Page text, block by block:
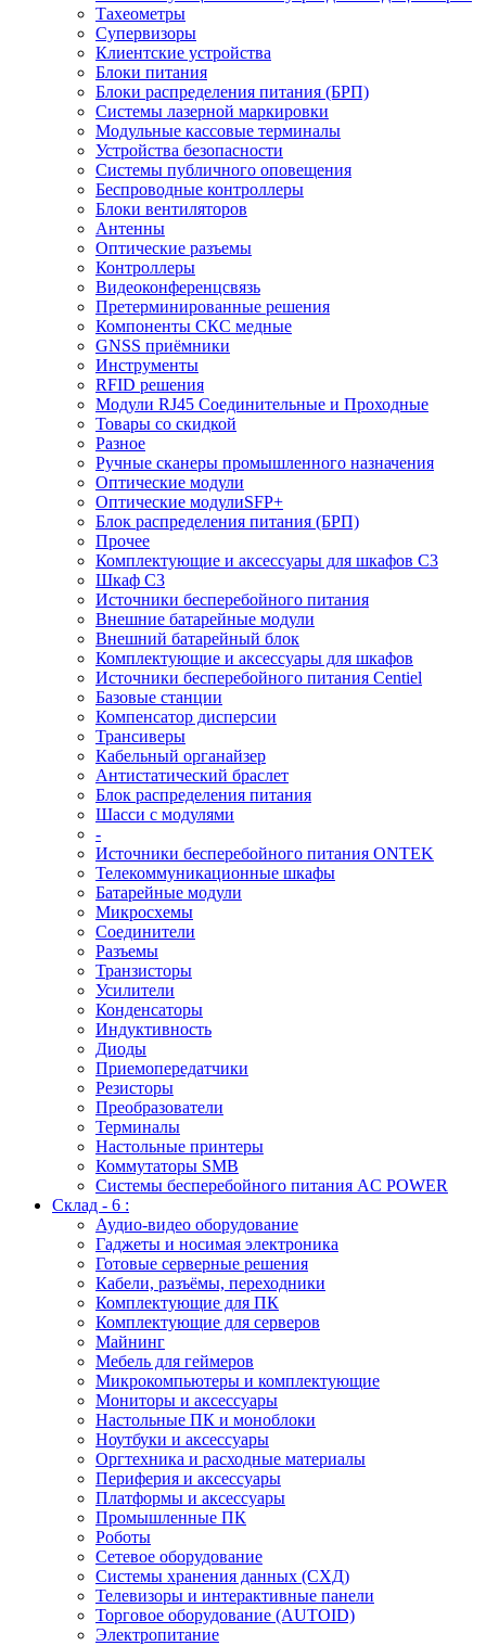
Тахеометры
Супервизоры
Клиентские устройства
Блоки питания
Блоки распределения питания (БРП)
Системы лазерной маркировки
Модульные кассовые терминалы
Устройства безопасности
Системы публичного оповещения
Беспроводные контроллеры
Блоки вентиляторов
Антенны
Оптические разъемы
Контроллеры
Видеоконференцсвязь
Претерминированные решения
Компоненты СКС медные
GNSS приёмники
Инструменты
RFID решения
Модули RJ45 Соединительные и Проходные
Товары со скидкой
Разное
Ручные сканеры промышленного назначения
Оптические модули
Оптические модулиSFP+
Блок распределения питания (БРП)
Прочее
Комплектующие и аксессуары для шкафов C3
Шкаф C3
Источники бесперебойного питания
Внешние батарейные модули
Внешний батарейный блок
Комплектующие и аксессуары для шкафов
Источники бесперебойного питания Centiel
Базовые станции
Компенсатор дисперсии
Трансиверы
Кабельный органайзер
Антистатический браслет
Блок распределения питания
Шасси с модулями
-
Источники бесперебойного питания ONTEK
Телекоммуникационные шкафы
Батарейные модули
Микросхемы
Соединители
Разъемы
Транзисторы
Усилители
Конденсаторы
Индуктивность
Диоды
Приемопередатчики
Резисторы
Преобразователи
Терминалы
Настольные принтеры
Коммутаторы SMB
Системы бесперебойного питания AC POWER
Склад - 6 :
Аудио-видео оборудование
Гаджеты и носимая электроника
Готовые серверные решения
Кабели, разъёмы, переходники
Комплектующие для ПК
Комплектующие для серверов
Майнинг
Мебель для геймеров
Микрокомпьютеры и комплектующие
Мониторы и аксессуары
Настольные ПК и моноблоки
Ноутбуки и аксессуары
Оргтехника и расходные материалы
Периферия и аксессуары
Платформы и аксессуары
Промышленные ПК
Роботы
Сетевое оборудование
Системы хранения данных (СХД)
Телевизоры и интерактивные панели
Торговое оборудование (AUTOID)
Электропитание